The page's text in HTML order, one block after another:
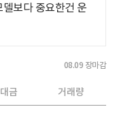
보다 중요한건 운
08.09 장마감
금 거래량